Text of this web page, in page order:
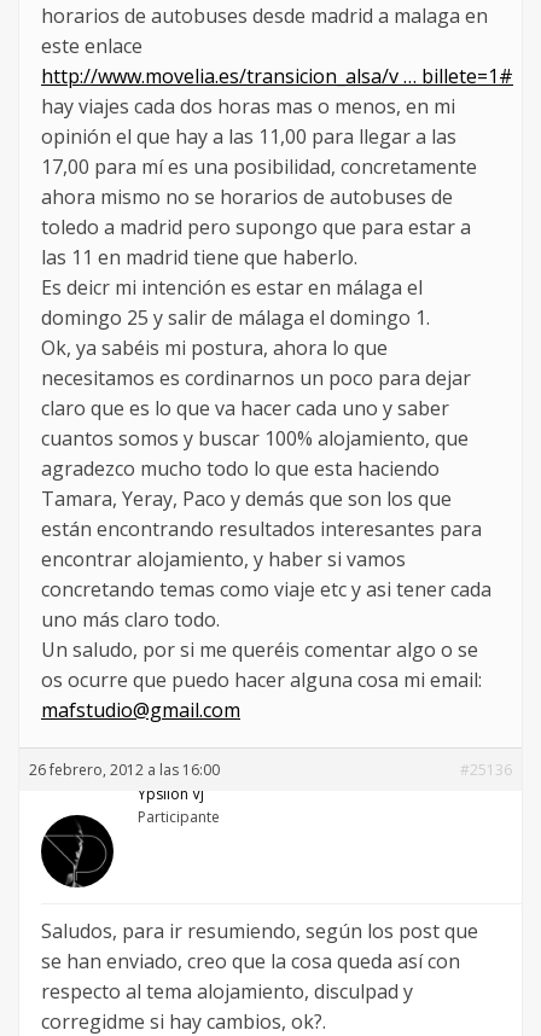
horarios de autobuses desde madrid a malaga en
este enlace
http://www.movelia.es/transicion_alsa/v … billete=1#
hay viajes cada dos horas mas o menos, en mi
opinión el que hay a las 11,00 para llegar a las
17,00 para mí es una posibilidad, concretamente
ahora mismo no se horarios de autobuses de
toledo a madrid pero supongo que para estar a
las 11 en madrid tiene que haberlo.
Es deicr mi intención es estar en málaga el
domingo 25 y salir de málaga el domingo 1.
Ok, ya sabéis mi postura, ahora lo que
necesitamos es cordinarnos un poco para dejar
claro que es lo que va hacer cada uno y saber
cuantos somos y buscar 100% alojamiento, que
agradezco mucho todo lo que esta haciendo
Tamara, Yeray, Paco y demás que son los que
están encontrando resultados interesantes para
encontrar alojamiento, y haber si vamos
concretando temas como viaje etc y asi tener cada
uno más claro todo.
Un saludo, por si me queréis comentar algo o se
os ocurre que puedo hacer alguna cosa mi email:
mafstudio@gmail.com
26 febrero, 2012 a las 16:00
#25136
Ypsilon Vj
Participante
Saludos, para ir resumiendo, según los post que
se han enviado, creo que la cosa queda así con
respecto al tema alojamiento, disculpad y
corregidme si hay cambios, ok?.